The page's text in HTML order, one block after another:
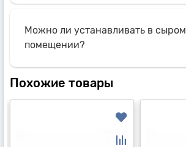
Можно ли устанавливать в сыром
помещении?
Похожие товары